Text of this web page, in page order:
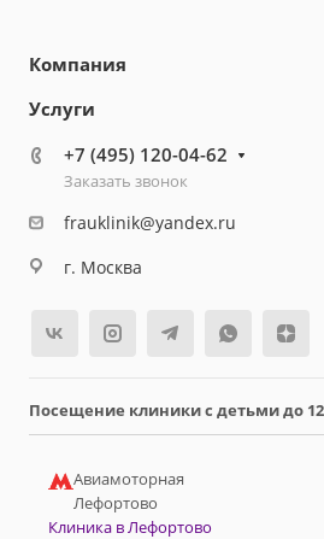
Компания
Услуги
+7 (495) 120-04-62
Заказать звонок
frauklinik@yandex.ru
г. Москва
Посещение клиники с детьми до
Авиамоторная
Лефортово
Клиника в Лефортово